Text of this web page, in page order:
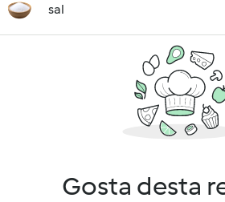
sal
Gosta desta